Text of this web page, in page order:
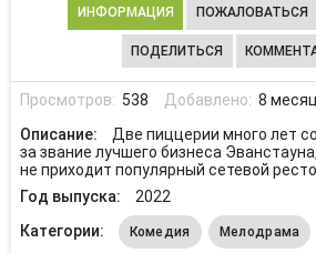
ИНФОРМАЦИЯ ПОЖАЛОВАТЬСЯ
ПОДЕЛИТЬСЯ
Просмотров: 538 Добавлено: 8
Описание:
Две пиццерии много лет
за звание лучшего бизнеса
не приходит популярный сетевой
Год выпуска:
2022
Категории:
Комедия Мелодрама